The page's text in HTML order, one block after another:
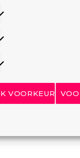
VOORKEUREN